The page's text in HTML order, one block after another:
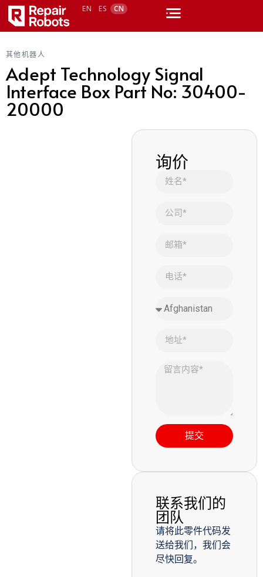
EN ES CN
其他机器人
Adept Technology Signal
Interface Box Part No: 30400-
20000
询价
提交
联系我们的
团队
请将此零件代码发
送给我们，我们会
尽快回复。